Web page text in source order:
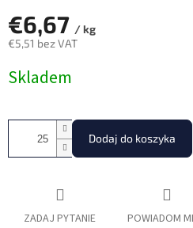
€6,67 / kg
€5,51 bez VAT
jednostkowa:
Skladem
Dodaj do koszyka
ZADAJ PYTANIE POWIADOM